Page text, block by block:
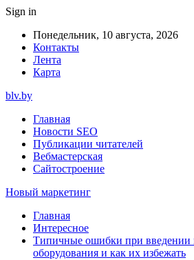
Sign in
Понедельник, 10 августа, 2026
Контакты
Лента
Карта
blv.by
Главная
Новости SEO
Публикации читателей
Вебмастерская
Сайтостроение
Новый маркетинг
Главная
Интересное
Типичные ошибки при введении
оборудования и как их избежать